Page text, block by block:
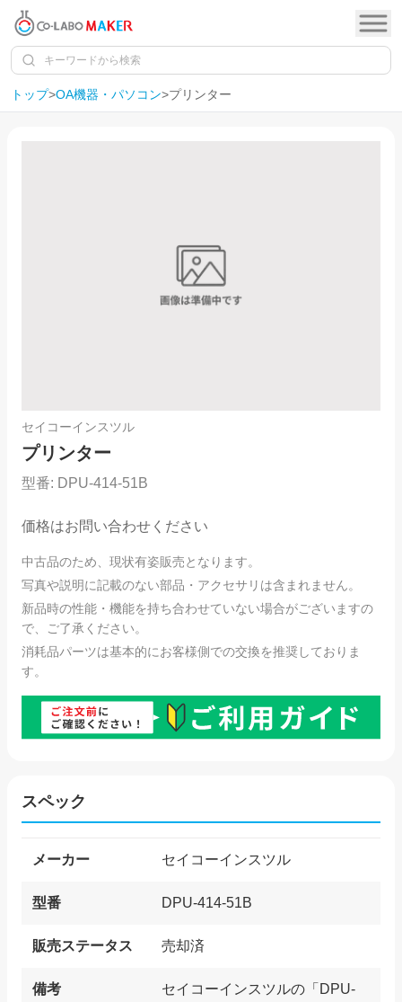
トップ>OA機器・パソコン>プリンター
セイコーインスツル
プリンター
型番: DPU-414-51B
価格はお問い合わせください
中古品のため、現状有姿販売となります。
写真や説明に記載のない部品・アクセサリは含まれません。
新品時の性能・機能を持ち合わせていない場合がございますの
で、ご了承ください。
消耗品パーツは基本的にお客様側での交換を推奨しておりま
す。
スペック
メーカー セイコーインスツル
型番 DPU-414-51B
販売ステータス 売却済
備考
セイコーインスツルの「DPU-